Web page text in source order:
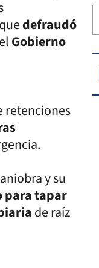
defraudó
Gobierno
retenciones
y su
para tapar
de raíz